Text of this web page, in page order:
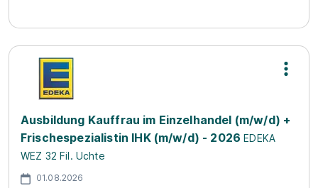
Ausbildung Kauffrau im Einzelhandel (m/w/d) +
Frischespezialistin IHK (m/w/d) - 2026 EDEKA
WEZ 32 Fil. Uchte
01.08.2026